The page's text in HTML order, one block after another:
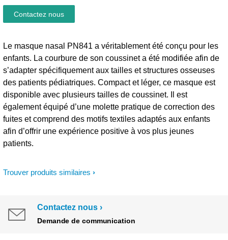
Trouver produits similaires
Le masque nasal PN841 a véritablement été conçu pour les
enfants. La courbure de son coussinet a été modifiée afin de
s’adapter spécifiquement aux tailles et structures osseuses
des patients pédiatriques. Compact et léger, ce masque est
disponible avec plusieurs tailles de coussinet. Il est
également équipé d’une molette pratique de correction des
fuites et comprend des motifs textiles adaptés aux enfants
afin d’offrir une expérience positive à vos plus jeunes
patients.
Contactez nous
Contactez nous
Demande de communication